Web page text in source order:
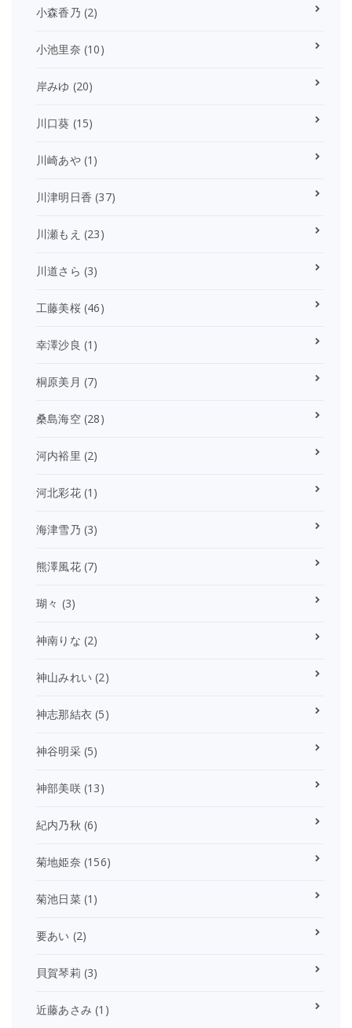
小森香乃 (2)
小池里奈 (10)
岸みゆ (20)
川口葵 (15)
川崎あや(1)
川津明日香 (37)
川瀬もえ (23)
川道さら (3)
工藤美桜(46)
幸澤沙良 (1)
桐原美月 (7)
桑島海空(28)
河内裕里 (2)
河北彩花(1)
海津雪乃 (3)
熊澤風花(7)
瑚々 (3)
神南りな (2)
神山みれい (2)
神志那結衣 (5)
神谷明采(5)
神部美咲(13)
紀内乃秋 (6)
菊地姫奈 (156)
菊池日菜(1)
要あい (2)
貝賀琴莉 (3)
近藤あさみ (1)